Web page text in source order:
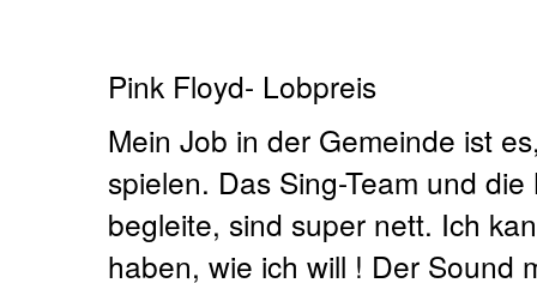
Pink Floyd- Lobpreis
Mein Job in der Gemeinde ist
spielen. Das Sing-Team und die
begleite, sind super nett. Ich
haben, wie ich will ! Der Sound